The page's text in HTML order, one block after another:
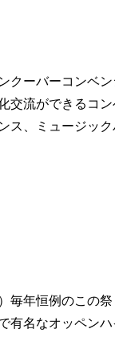
ーバーコンベ
流ができるコ
、ミュージッ
年恒例のこの
名なオッペン